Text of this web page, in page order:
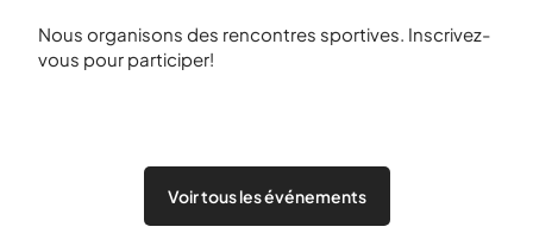
Nous organisons des rencontres sportives. Inscrivez-
vous pour participer!
Voir tous les événements